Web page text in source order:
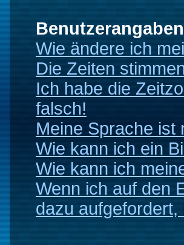
Wie ändere ich
Die Zeiten
Ich habe die
falsch!
Meine Sprache ist
Wie kann ich ein
Wie kann ich
Wenn ich auf den
dazu